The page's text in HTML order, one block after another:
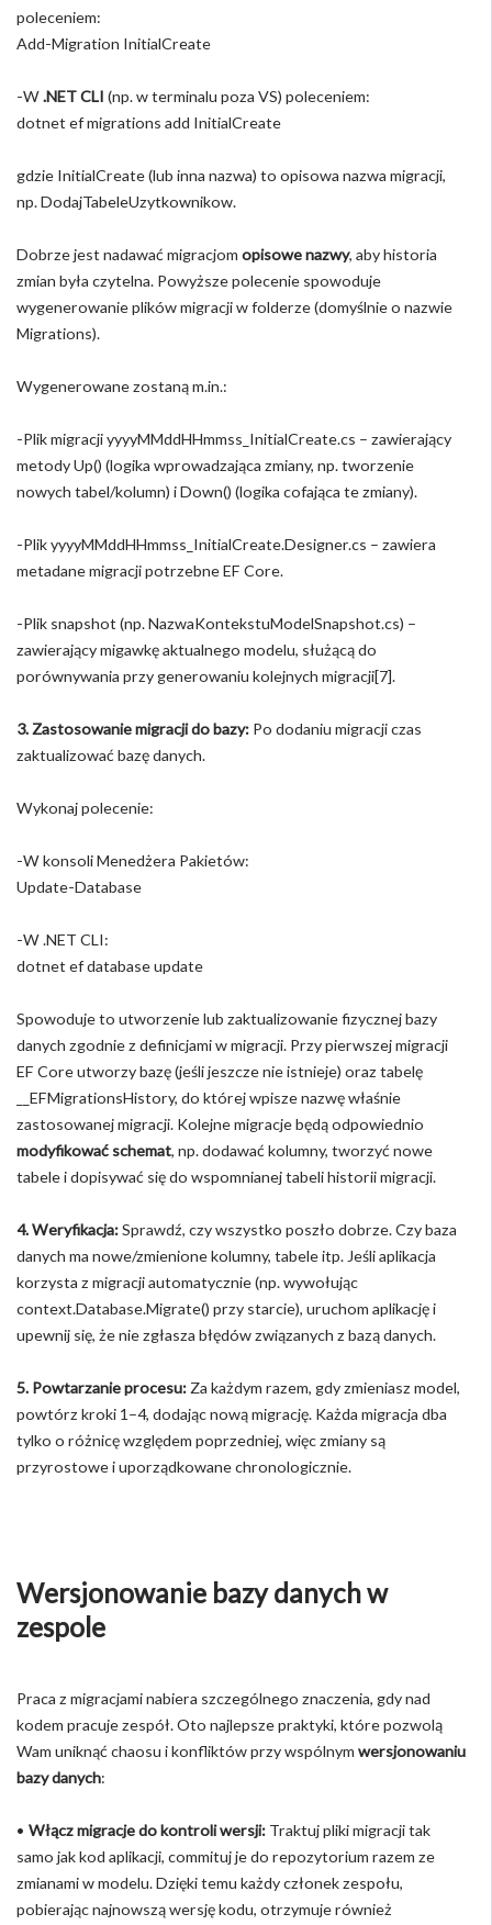
poleceniem:
Add-Migration InitialCreate
-W.NET CLI (np. w terminalu poza VS) poleceniem:
dotnet ef migrations add InitialCreate
gdzie InitialCreate (lub inna nazwa) to opisowa nazwa migracji,
np. DodajTabeleUzytkownikow.
Dobrze jest nadawać migracjom opisowe nazwy, aby historia
zmian była czytelna. Powyższe polecenie spowoduje
wygenerowanie plików migracji w folderze (domyślnie o nazwie
Migrations).
Wygenerowane zostaną m.in.:
-Plik migracji yyyyMMddHHmmss_InitialCreate.cs – zawierający
metody Up() (logika wprowadzająca zmiany, np. tworzenie
nowych tabel/kolumn) i Down() (logika cofająca te zmiany).
-Plik yyyyMMddHHmmss_InitialCreate.Designer.cs – zawiera
metadane migracji potrzebne EF Core.
-Plik snapshot (np. NazwaKontekstuModelSnapshot.cs) –
zawierający migawkę aktualnego modelu, służącą do
porównywania przy generowaniu kolejnych migracji[7].
3. Zastosowanie migracji do bazy: Po dodaniu migracji czas
zaktualizować bazę danych.
Wykonaj polecenie:
-W konsoli Menedżera Pakietów:
Update-Database
-W .NET CLI:
dotnet ef database update
Spowoduje to utworzenie lub zaktualizowanie fizycznej bazy
danych zgodnie z definicjami w migracji. Przy pierwszej migracji
EF Core utworzy bazę (jeśli jeszcze nie istnieje) oraz tabelę
__EFMigrationsHistory, do której wpisze nazwę właśnie
zastosowanej migracji. Kolejne migracje będą odpowiednio
modyfikować schemat, np. dodawać kolumny, tworzyć nowe
tabele i dopisywać się do wspomnianej tabeli historii migracji.
4. Weryfikacja:Sprawdź, czy wszystko poszło dobrze. Czy baza
danych ma nowe/zmienione kolumny, tabele itp. Jeśli aplikacja
korzysta z migracji automatycznie (np. wywołując
context.Database.Migrate() przy starcie), uruchom aplikację i
upewnij się, że nie zgłasza błędów związanych z bazą danych.
5. Powtarzanie procesu: Za każdym razem, gdy zmieniasz model,
powtórz kroki 1–4, dodając nową migrację. Każda migracja dba
tylko o różnicę względem poprzedniej, więc zmiany są
przyrostowe i uporządkowane chronologicznie.
Wersjonowanie bazy danych w
zespole
Praca z migracjami nabiera szczególnego znaczenia, gdy nad
kodem pracuje zespół. Oto najlepsze praktyki, które pozwolą
Wam uniknąć chaosu i konfliktów przy wspólnym wersjonowaniu
bazy danych:
• Włącz migracje do kontroli wersji: Traktuj pliki migracji tak
samo jak kod aplikacji, commituj je do repozytorium razem ze
zmianami w modelu. Dzięki temu każdy członek zespołu,
pobierając najnowszą wersję kodu, otrzymuje również